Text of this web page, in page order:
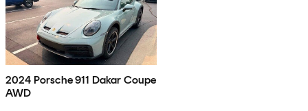
2024 Porsche 911 Dakar Coupe
AWD